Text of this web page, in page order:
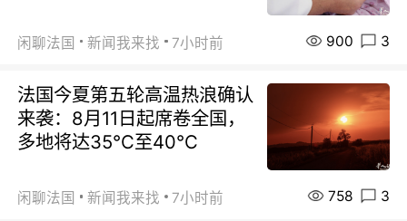
闲聊法国 新闻我来找 7小时前 900 3
法国今夏第五轮高温热浪确认
来袭：8月11日起席卷全国，
多地将达35℃至40℃
闲聊法国 新闻我来找 7小时前 758 3